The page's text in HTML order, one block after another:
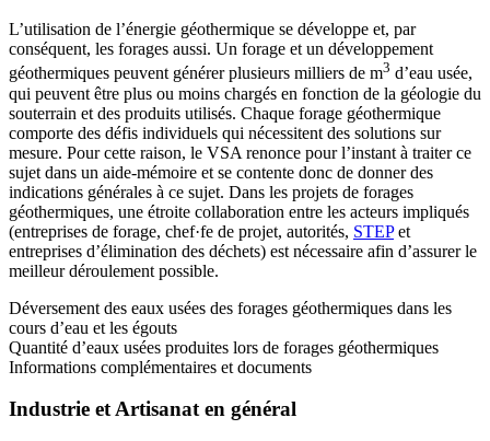
L’utilisation de l’énergie géothermique se développe et, par
conséquent, les forages aussi. Un forage et un développement
géothermiques peuvent générer plusieurs milliers de m3 d’eau usée,
qui peuvent être plus ou moins chargés en fonction de la géologie du
souterrain et des produits utilisés. Chaque forage géothermique
comporte des défis individuels qui nécessitent des solutions sur
mesure. Pour cette raison, le VSA renonce pour l’instant à traiter ce
sujet dans un aide-mémoire et se contente donc de donner des
indications générales à ce sujet. Dans les projets de forages
géothermiques, une étroite collaboration entre les acteurs impliqués
(entreprises de forage, chef·fe de projet, autorités, STEPet
entreprises d’élimination des déchets) est nécessaire afin d’assurer le
meilleur déroulement possible.
Déversement des eaux usées des forages géothermiques dans les
cours d’eau et les égouts
Quantité d’eaux usées produites lors de forages géothermiques
Informations complémentaires et documents
Industrie et Artisanat en général